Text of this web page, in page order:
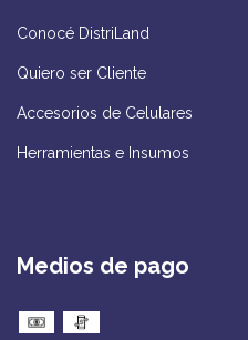
Conocé DistriLand
Quiero ser Cliente
Accesorios de Celulares
Herramientas e Insumos
Medios de pago